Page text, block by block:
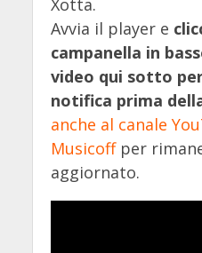
Xotta.
Avvia il player e
campanella in
video qui sotto
notifica prima
anche al canale
Musicoffper
aggiornato.